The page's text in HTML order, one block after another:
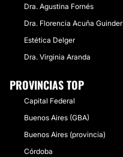
Dra. Agustina Fornés
Dra. Florencia Acuña Guinder
Estética Delger
Dra. Virginia Aranda
PROVINCIAS TOP
Capital Federal
Buenos Aires (GBA)
Buenos Aires (provincia)
Córdoba